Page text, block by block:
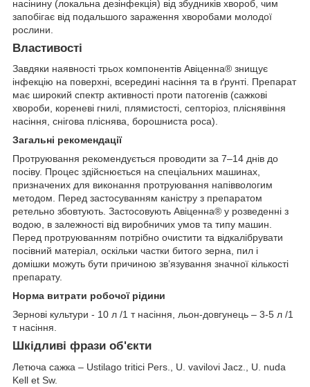
насінину (локальна дезінфекція) від збудників хвороб, чим
запобігає від подальшого зараження хворобами молодої
рослини.
Властивості
Завдяки наявності трьох компонентів Авіценна® знищує
інфекцію на поверхні, всередині насіння та в ґрунті. Препарат
має широкий спектр активності проти патогенів (сажкові
хвороби, кореневі гнилі, плямистості, септоріоз, пліснявіння
насіння, снігова пліснява, борошниста роса).
Загальні рекомендації
Протруювання рекомендується проводити за 7–14 днів до
посіву. Процес здійснюється на спеціальних машинах,
призначених для виконання протруювання напіввологим
методом. Перед застосуванням каністру з препаратом
ретельно збовтують. Застосовують Авіценна® у розведенні з
водою, в залежності від виробничих умов та типу машин.
Перед протруюванням потрібно очистити та відкалібрувати
посівний матеріал, оскільки частки битого зерна, пил і
домішки можуть бути причиною зв’язування значної кількості
препарату.
Норма витрати робочої рідини
Зернові культури - 10 л /1 т насіння, льон-довгунець – 3-5 л /1
т насіння.
Шкідливі фрази об'єкти
Летюча сажка – Ustilago tritici Pers., U. vavilovi Jacz., U. nuda
Kell et Sw.